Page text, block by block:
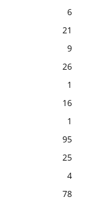
6
21
9
26
1
16
1
95
25
4
78